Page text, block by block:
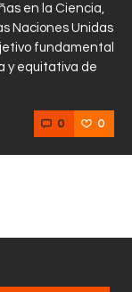
en la Ciencia,
Naciones Unidas
fundamental
y equitativa de
0 0